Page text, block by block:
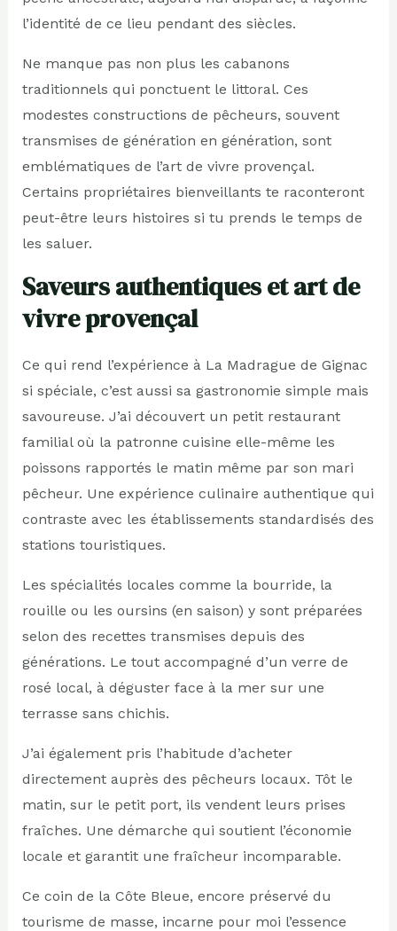
l’identité de ce lieu pendant des siècles.
Ne manque pas non plus les cabanons
traditionnels qui ponctuent le littoral. Ces
modestes constructions de pêcheurs, souvent
transmises de génération en génération, sont
emblématiques de l’art de vivre provençal.
Certains propriétaires bienveillants te raconteront
peut-être leurs histoires si tu prends le temps de
les saluer.
Saveurs authentiques et art de
vivre provençal
Ce qui rend l’expérience à La Madrague de Gignac
si spéciale, c’est aussi sa gastronomie simple mais
savoureuse. J’ai découvert un petit restaurant
familial où la patronne cuisine elle-même les
poissons rapportés le matin même par son mari
pêcheur. Une expérience culinaire authentique qui
contraste avec les établissements standardisés des
stations touristiques.
Les spécialités locales comme la bourride, la
rouille ou les oursins (en saison) y sont préparées
selon des recettes transmises depuis des
générations. Le tout accompagné d’un verre de
rosé local, à déguster face à la mer sur une
terrasse sans chichis.
J’ai également pris l’habitude d’acheter
directement auprès des pêcheurs locaux. Tôt le
matin, sur le petit port, ils vendent leurs prises
fraîches. Une démarche qui soutient l’économie
locale et garantit une fraîcheur incomparable.
Ce coin de la Côte Bleue, encore préservé du
tourisme de masse, incarne pour moi l’essence